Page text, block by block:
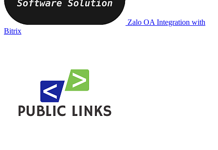
Zalo OA Integration with
Bitrix